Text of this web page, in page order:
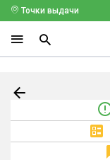
Точки выдачи